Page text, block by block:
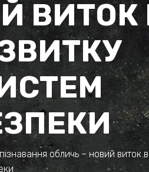
ВИТОК
обличь – новий виток в